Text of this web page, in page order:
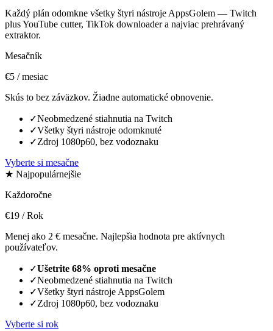
Každý plán odomkne všetky štyri nástroje AppsGolem — Twitch
plus YouTube cutter, TikTok downloader a najviac prehrávaný
extraktor.
Mesačník
€5 / mesiac
Skús to bez záväzkov. Žiadne automatické obnovenie.
✓Neobmedzené stiahnutia na Twitch
✓Všetky štyri nástroje odomknuté
✓Zdroj 1080p60, bez vodoznaku
Vyberte si mesačne
★ Najpopulárnejšie
Každoročne
€19 / Rok
Menej ako 2 € mesačne. Najlepšia hodnota pre aktívnych
používateľov.
✓Ušetrite 68% oproti mesačne
✓Neobmedzené stiahnutia na Twitch
✓Všetky štyri nástroje AppsGolem
✓Zdroj 1080p60, bez vodoznaku
Vyberte si rok